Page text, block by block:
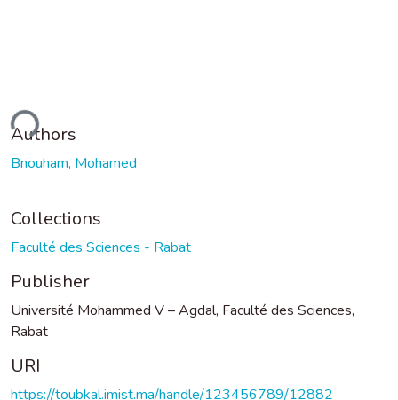
Authors
Bnouham, Mohamed
Collections
Faculté des Sciences - Rabat
Publisher
Université Mohammed V – Agdal, Faculté des Sciences,
Rabat
URI
https://toubkal.imist.ma/handle/123456789/12882